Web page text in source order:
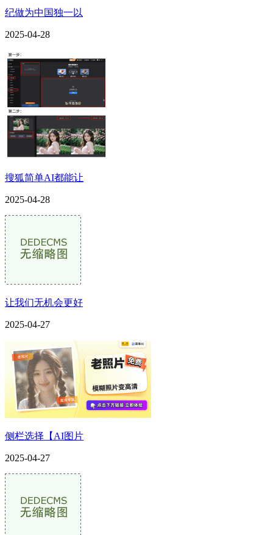
纪做为中国独一以
2025-04-28
搜狐简单AI都能让
2025-04-28
让我们无机会更好
2025-04-27
侧栏选择【AI图片
2025-04-27